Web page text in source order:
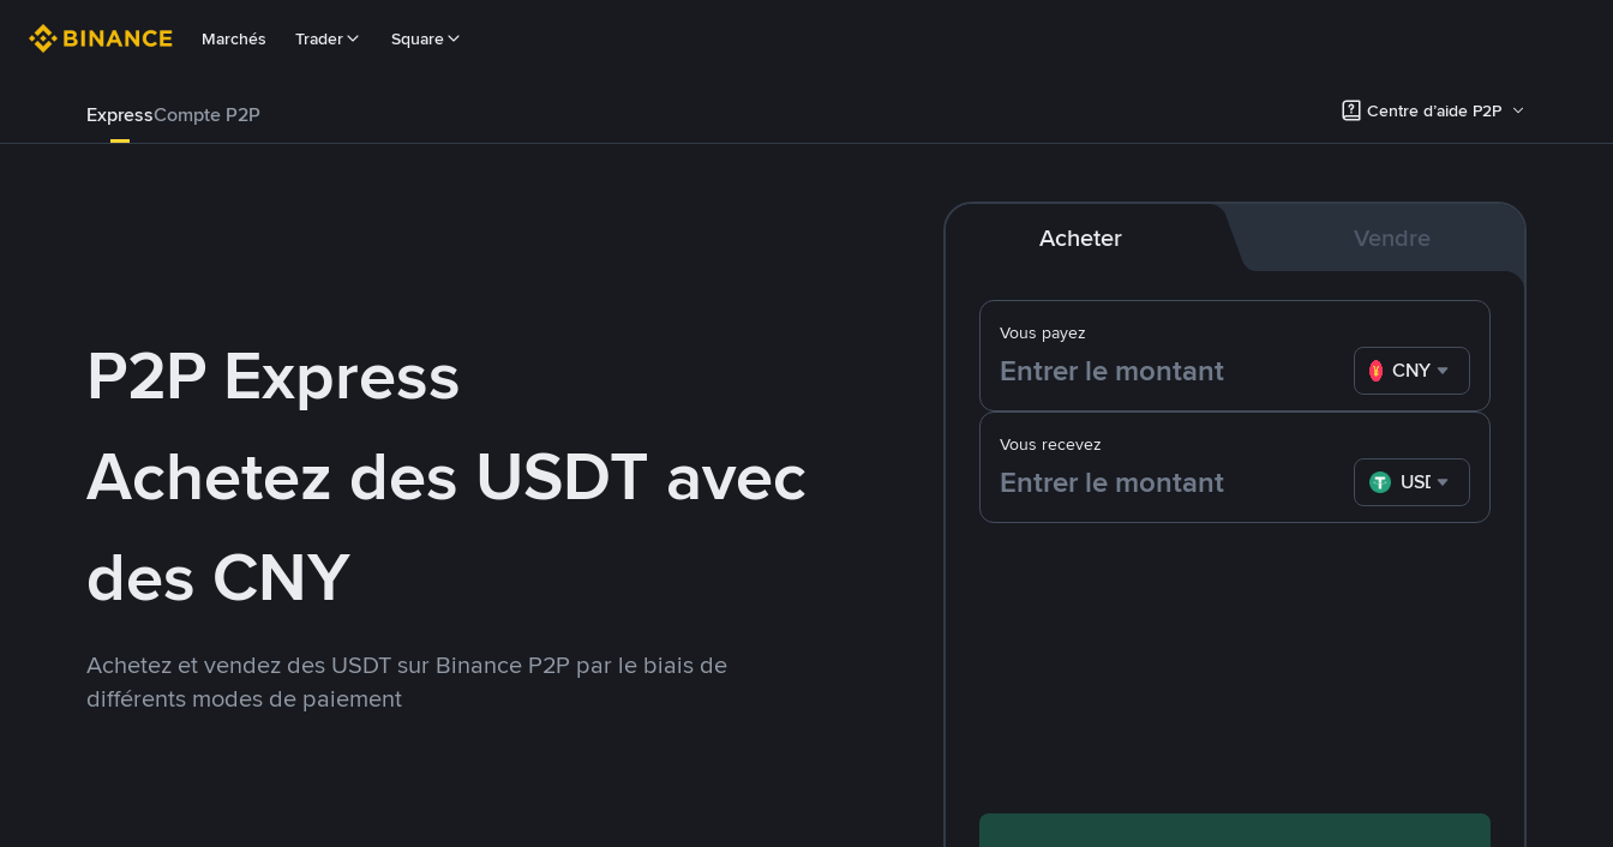
Marchés Trader Square
ExpressCompte P2P Centre d’aide P2P
P2P Express
Achetez des USDT avec
des CNY
Achetez et vendez des USDT sur Binance P2P par le biais de
différents modes de paiement
Acheter Vendre
Vous payez
CNY
Vous recevez
USDT